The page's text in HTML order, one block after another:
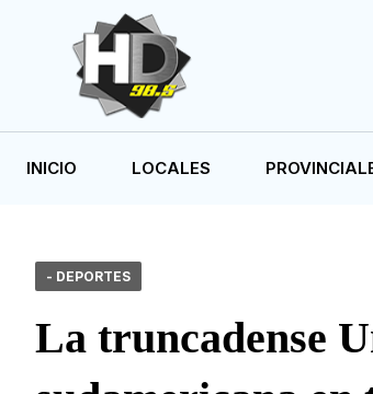
INICIO LOCALES
- DEPORTES
La truncadense